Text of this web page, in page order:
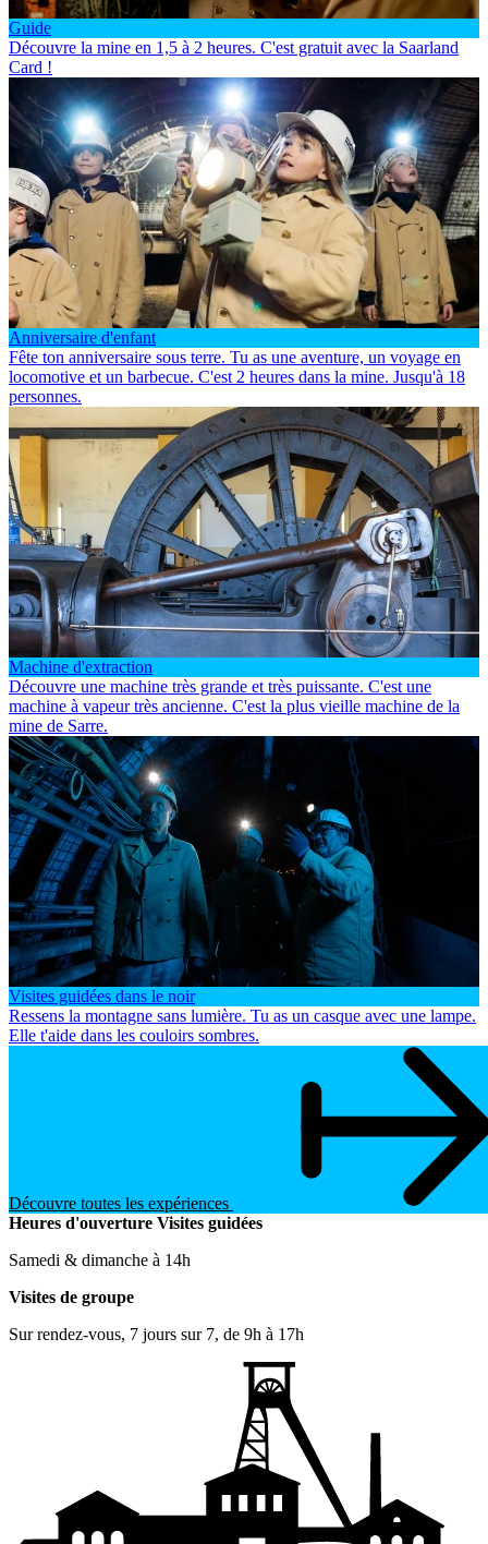
Guide
Découvre la mine en 1,5 à 2 heures. C'est gratuit avec la Saarland
Card !
Anniversaire d'enfant
Fête ton anniversaire sous terre. Tu as une aventure, un voyage en
locomotive et un barbecue. C'est 2 heures dans la mine. Jusqu'à 18
personnes.
Machine d'extraction
Découvre une machine très grande et très puissante. C'est une
machine à vapeur très ancienne. C'est la plus vieille machine de la
mine de Sarre.
Visites guidées dans le noir
Ressens la montagne sans lumière. Tu as un casque avec une lampe.
Elle t'aide dans les couloirs sombres.
Découvre toutes les expériences
Heures d'ouverture Visites guidées
Samedi & dimanche à 14h
Visites de groupe
Sur rendez-vous, 7 jours sur 7, de 9h à 17h